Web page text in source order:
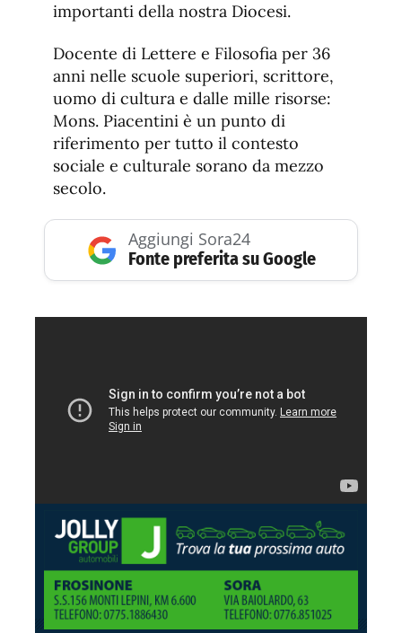
importanti della nostra Diocesi.
Docente di Lettere e Filosofia per 36
anni nelle scuole superiori, scrittore,
uomo di cultura e dalle mille risorse:
Mons. Piacentini è un punto di
riferimento per tutto il contesto
sociale e culturale sorano da mezzo
secolo.
Aggiungi Sora24
Fonte preferita su Google